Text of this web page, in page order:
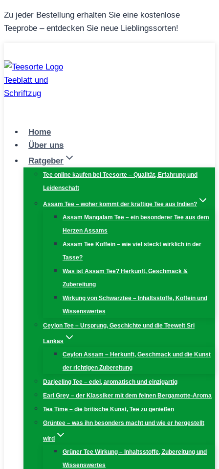
Zum
Inhalt
Zu jeder Bestellung erhalten Sie eine kostenlose
Teeprobe – entdecken Sie neue Lieblingssorten!
Home
Über uns
Ratgeber
Tee online kaufen bei Teesorte – Qualität, Erfahrung und
Leidenschaft
Assam Tee – woher kommt der kräftige Tee aus Indien?
Assam Mangalam Tee – ein besonderer Tee aus dem
Herzen Assams
Assam Tee Koffein – wie viel steckt wirklich in der
Tasse?
Was ist Assam Tee? Herkunft, Geschmack &
Zubereitung
Wirkung von Schwarztee – Inhaltsstoffe, Koffein und
Wissenswertes
Ceylon Tee – Ursprung, Geschichte und die Teewelt Sri
Lankas
Ceylon Assam – Herkunft, Geschmack und die Kunst
der richtigen Zubereitung
Darjeeling Tee – edel, aromatisch und einzigartig
Earl Grey – der Klassiker mit dem feinen Bergamotte-Aroma
Tea Time – die britische Kunst, Tee zu genießen
Grüntee – was ihn besonders macht und wie er hergestellt
wird
Grüner Tee Wirkung – Inhaltsstoffe, Zubereitung und
Wissenswertes